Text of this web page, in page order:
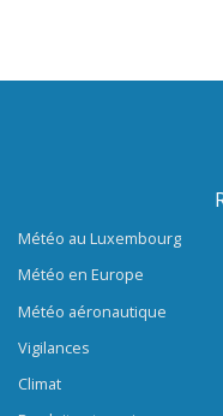
Météo au Luxembourg
Météo en Europe
Météo aéronautique
Vigilances
Climat